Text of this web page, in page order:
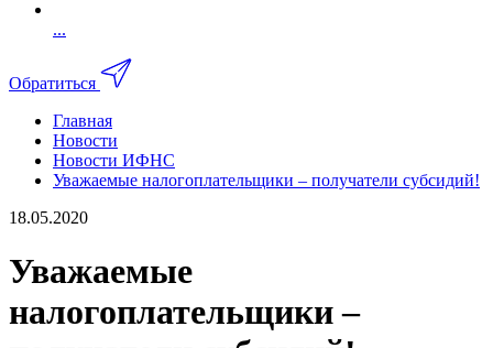
...
Обратиться
Главная
Новости
Новости ИФНС
Уважаемые налогоплательщики – получатели субсидий!
18.05.2020
Уважаемые
налогоплательщики –